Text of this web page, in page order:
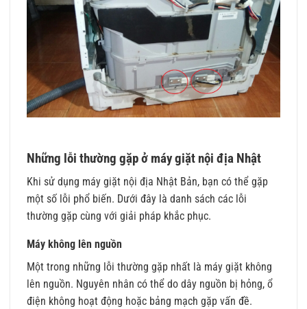
Những lỗi thường gặp ở máy giặt nội địa Nhật
Khi sử dụng máy giặt nội địa Nhật Bản, bạn có thể gặp
một số lỗi phổ biến. Dưới đây là danh sách các lỗi
thường gặp cùng với giải pháp khắc phục.
Máy không lên nguồn
Một trong những lỗi thường gặp nhất là máy giặt không
lên nguồn. Nguyên nhân có thể do dây nguồn bị hỏng, ổ
điện không hoạt động hoặc bảng mạch gặp vấn đề.